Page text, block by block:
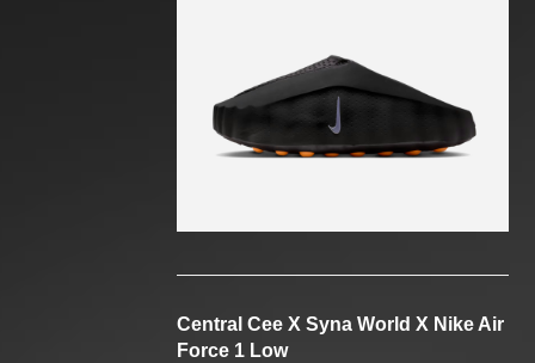
Central Cee X Syna World X Nike Air
Force 1 Low